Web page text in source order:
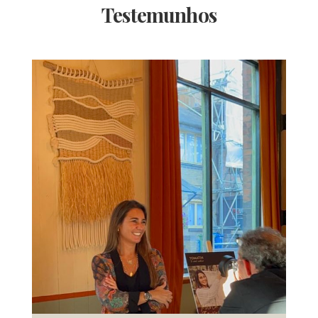
Testemunhos